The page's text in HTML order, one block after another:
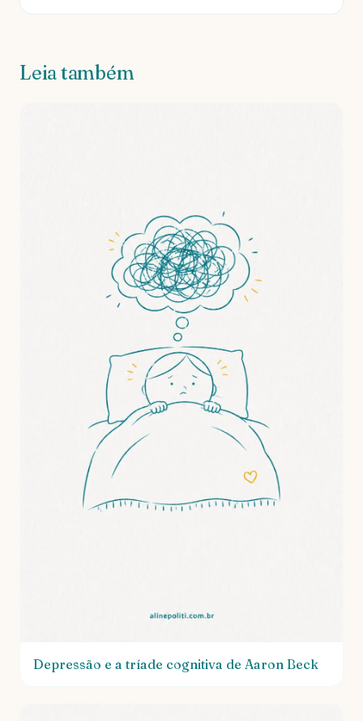
Leia também
Depressão e a tríade cognitiva de Aaron Beck